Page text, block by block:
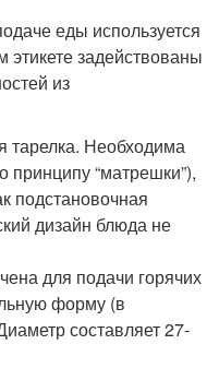
еды используется
этикете задействованы
из
тарелка. Необходима
принципу “матрешки”),
подстановочная
дизайн блюда не
для подачи горячих
форму (в
составляет 27-